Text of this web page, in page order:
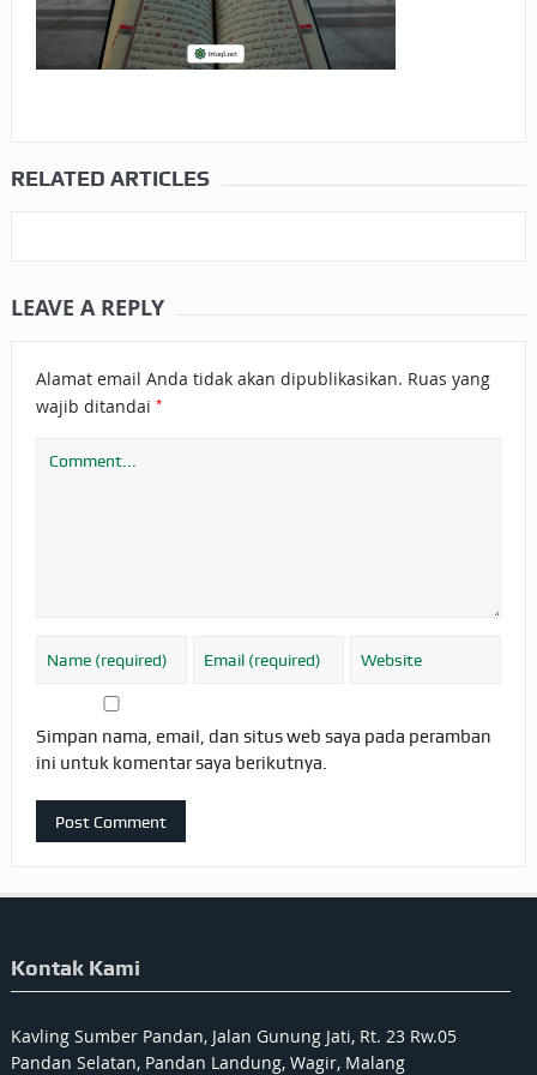
RELATED ARTICLES
LEAVE A REPLY
Alamat email Anda tidak akan dipublikasikan. Ruas yang
wajib ditandai *
Simpan nama, email, dan situs web saya pada peramban
ini untuk komentar saya berikutnya.
Kontak Kami
Kavling Sumber Pandan, Jalan Gunung Jati, Rt. 23 Rw.05
Pandan Selatan, Pandan Landung, Wagir, Malang